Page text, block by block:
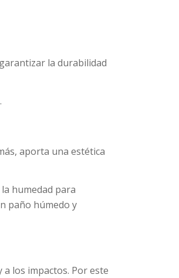
la durabilidad
.
aporta una estética
humedad para
paño húmedo y
los impactos. Por este